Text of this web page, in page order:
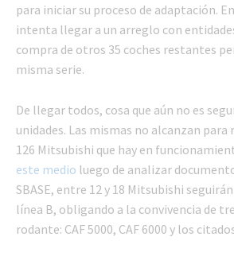
para iniciar su proceso de adaptación.
intenta llegar a un arreglo con
compra de otros 35 coches restantes
misma serie.
De llegar todos, cosa que aún no es
unidades. Las mismas no alcanzan
126 Mitsubishi que hay en
este medio luego de analizar
SBASE, entre 12 y 18 Mitsubishi
línea B, obligando a la convivencia de
rodante: CAF 5000, CAF 6000 y los